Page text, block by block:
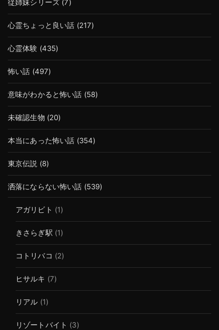
従姉妹シリーズ (7)
心霊ちょっと良い話 (217)
心霊体験 (435)
怖い話 (497)
意味がわかると怖い話 (58)
未確認生物 (20)
本当にあった怖い話 (354)
東京伝説 (8)
洒落にならない怖い話 (539)
アガリビト (1)
きさらぎ駅 (1)
コトリバコ (2)
ヒサルキ (7)
リアル (1)
リゾートバイト (3)